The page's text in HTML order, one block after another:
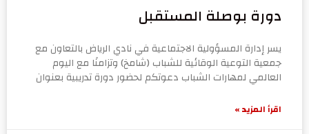
دورة بوصلة المستقبل
يسر إدارة المسؤولية الاجتماعية في نادي الرياض بالتعاون مع
جمعية التوعية الوقائية للشباب (شامخ) وتزامنًا مع اليوم
العالمي لمهارات الشباب دعوتكم لحضور دورة تدريبية بعنوان
اقرأ المزيد »